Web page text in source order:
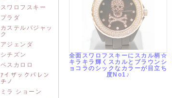
全面スワロフスキーにスカル柄☆
キラキラ輝くスカルとブラウンシ
ョコラのシックなカラーが目立ち
度No1♪
スワロフスキー
プラダ
カステルバジャッ
ク
アジェンダ
シチズン
ペスカロロ
ｱイザックバレン
チノ
ミラ ショーン